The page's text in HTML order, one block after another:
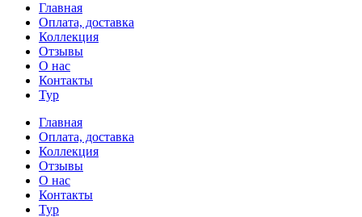
Главная
Оплата, доставка
Коллекция
Отзывы
О нас
Контакты
Тур
Главная
Оплата, доставка
Коллекция
Отзывы
О нас
Контакты
Тур